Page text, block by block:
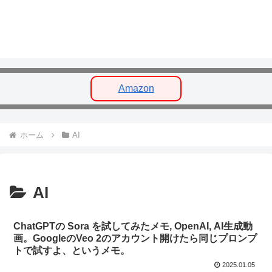
Amazon
ホーム AI
AI
ChatGPTの Sora を試してみたメモ, OpenAI, AI生成動
画。GoogleのVeo 2のアカウント開けたら同じプロンプ
トで試すよ、というメモ。
2025.01.05